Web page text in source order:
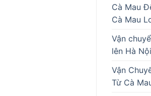
Cà Mau
Cà Mau
Vận
lên Hà Nội
Vận
Từ Cà